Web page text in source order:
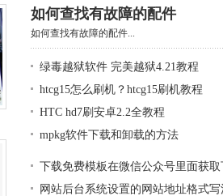
如何查找有故障的配件
如何查找有故障的配件...
绿毒越狱软件 完美越狱4.21教程
htcg15怎么刷机？htcg15刷机教程
HTC hd7刷安卓2.2全教程
mpkg软件下载和卸载的方法
下载免费模板在微信公众号里面获
网站后台系统设置的网站地址格式写